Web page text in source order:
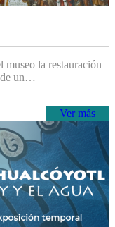
museo la restauración
de un…
Ver más